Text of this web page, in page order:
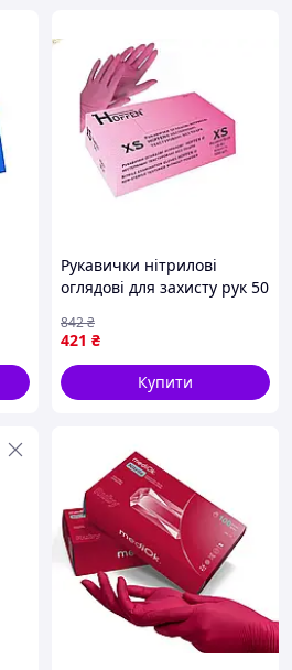
Рукавички нітрилові
оглядові для захисту рук 50
текстуровані
421 ₴
842₴
Купити